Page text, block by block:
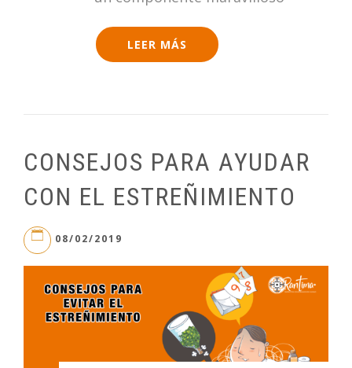
LEER MÁS
CONSEJOS PARA AYUDAR
CON EL ESTREÑIMIENTO
08/02/2019